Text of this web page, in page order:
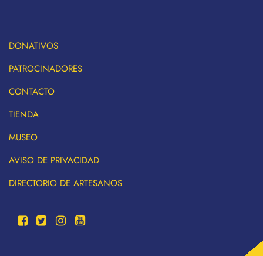
DONATIVOS
PATROCINADORES
CONTACTO
TIENDA
MUSEO
AVISO DE PRIVACIDAD
DIRECTORIO DE ARTESANOS